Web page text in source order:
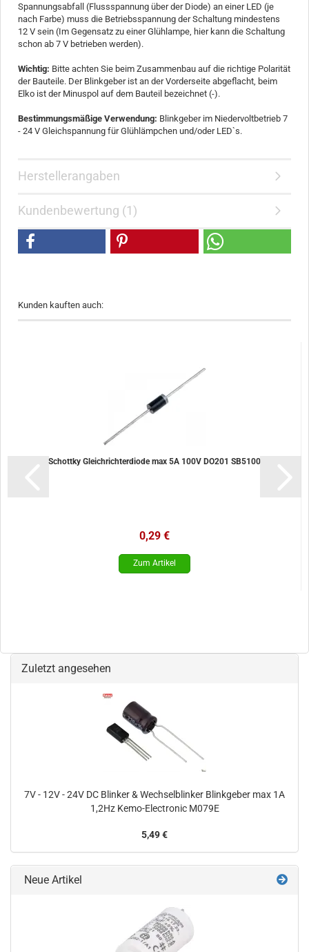
Spannungsabfall (Flussspannung über der Diode) an einer LED (je
nach Farbe) muss die Betriebsspannung der Schaltung mindestens
12 V sein (Im Gegensatz zu einer Glühlampe, hier kann die Schaltung
schon ab 7 V betrieben werden).
Wichtig: Bitte achten Sie beim Zusammenbau auf die richtige Polarität
der Bauteile. Der Blinkgeber ist an der Vorderseite abgeflacht, beim
Elko ist der Minuspol auf dem Bauteil bezeichnet (-).
Bestimmungsmäßige Verwendung: Blinkgeber im Niedervoltbetrieb 7
- 24 V Gleichspannung für Glühlämpchen und/oder LED`s.
Herstellerangaben
Kundenbewertung (1)
Kunden kauften auch:
Schottky Gleichrichterdiode max 5A 100V DO201 SB5100
0,29 €
Zuletzt angesehen
7V - 12V - 24V DC Blinker & Wechselblinker Blinkgeber max 1A
1,2Hz Kemo-Electronic M079E
5,49 €
Neue Artikel